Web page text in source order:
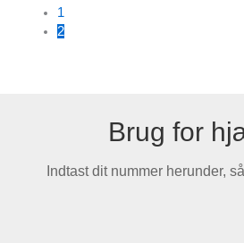
1
2
Brug for
Indtast dit nummer herunder,